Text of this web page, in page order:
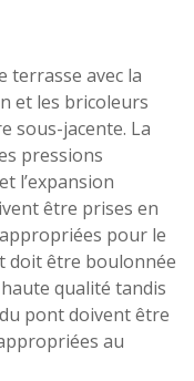
terrasse avec la
et les bricoleurs
sous-jacente. La
pressions
l’expansion
être prises en
pour le
doit être boulonnée
qualité tandis
pont doivent être
au